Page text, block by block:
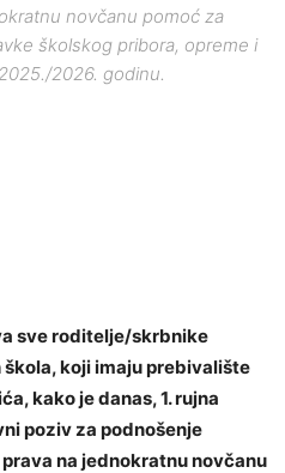
novčanu pomoć za
školskog pribora, opreme i
2026. godinu.
sve roditelje/skrbnike
koji imaju prebivalište
kako je danas, 1. rujna
poziv za podnošenje
na jednokratnu novčanu